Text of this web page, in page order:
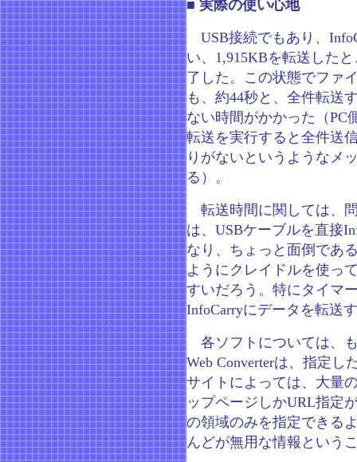
■ 実際の使い心地
USB接続でもあり、
い、1,915KBを転送した
了した。この状態でファ
も、約44秒と、全件転送
ない時間がかかった（PC
転送を実行すると全件送
りがないというようなメ
る）。
転送時間に関しては、
は、USBケーブルを直接
なり、ちょっと面倒であ
ようにクレイドルを使っ
すいだろう。特にタイマ
InfoCarryにデータを転送
各ソフトについては、
Web Converterは、指定
サイトによっては、大量
ップページしかURL指定
の領域のみを指定できる
んどが無用な情報という